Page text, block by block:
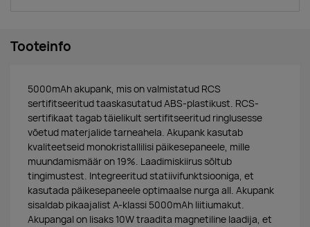
Tooteinfo
5000mAh akupank, mis on valmistatud RCS
sertifitseeritud taaskasutatud ABS-plastikust. RCS-
sertifikaat tagab täielikult sertifitseeritud ringlusesse
võetud materjalide tarneahela. Akupank kasutab
kvaliteetseid monokristallilisi päikesepaneele, mille
muundamismäär on 19%. Laadimiskiirus sõltub
tingimustest. Integreeritud statiivifunktsiooniga, et
kasutada päikesepaneele optimaalse nurga all. Akupank
sisaldab pikaajalist A-klassi 5000mAh liitiumakut.
Akupangal on lisaks 10W traadita magnetiline laadija, et